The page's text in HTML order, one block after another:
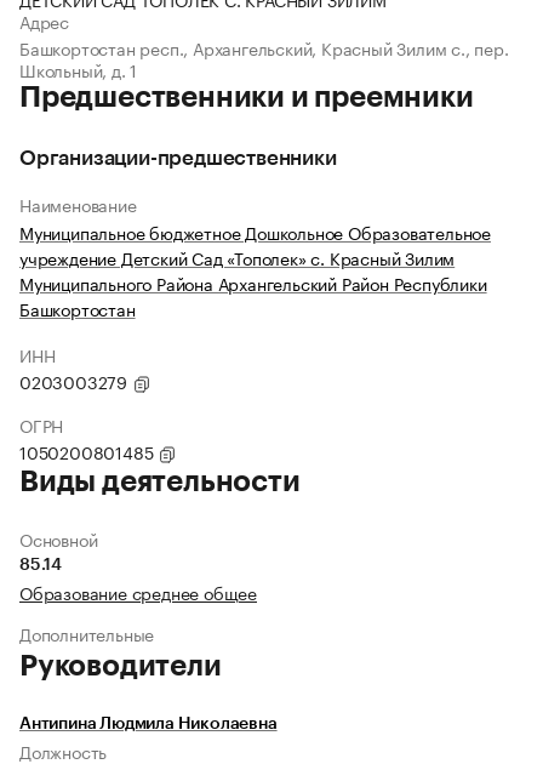
Адрес
Башкортостан респ., Архангельский, Красный Зилим с., пер.
Школьный, д. 1
Предшественники и преемники
Организации-предшественники
Наименование
Муниципальное бюджетное Дошкольное Образовательное
учреждение Детский Сад «Тополек» с. Красный Зилим
Муниципального Района Архангельский Район Республики
Башкортостан
ИНН
0203003279
ОГРН
1050200801485
Виды деятельности
Основной
85.14
Образование среднее общее
Дополнительные
Руководители
Антипина Людмила Николаевна
Должность